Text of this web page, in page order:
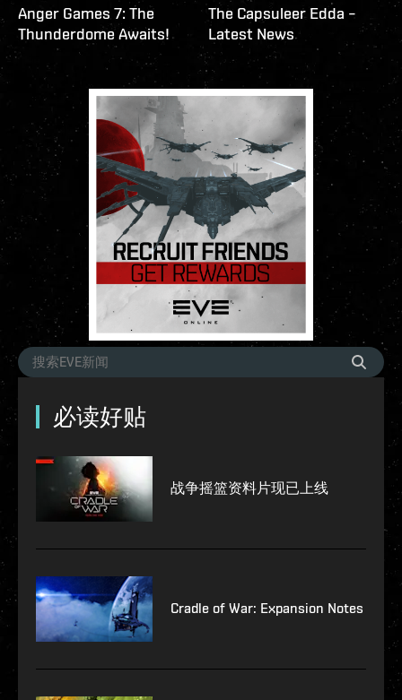
Anger Games 7: The
Thunderdome Awaits!
The Capsuleer Edda –
Latest News
必读好贴
战争摇篮资料片现已上线
Cradle of War: Expansion Notes